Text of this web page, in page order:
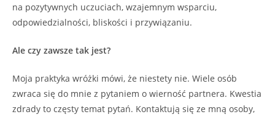
na pozytywnych uczuciach, wzajemnym wsparciu,
odpowiedzialności, bliskości i przywiązaniu.
Ale czy zawsze tak jest?
Moja praktyka wróżki mówi, że niestety nie. Wiele osób
zwraca się do mnie z pytaniem o wierność partnera. Kwestia
zdrady to częsty temat pytań. Kontaktują się ze mną osoby,